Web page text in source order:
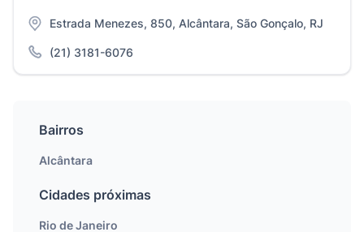
Estrada Menezes, 850, Alcântara, São Gonçalo, RJ
(21) 3181-6076
Bairros
Alcântara
Cidades próximas
Rio de Janeiro